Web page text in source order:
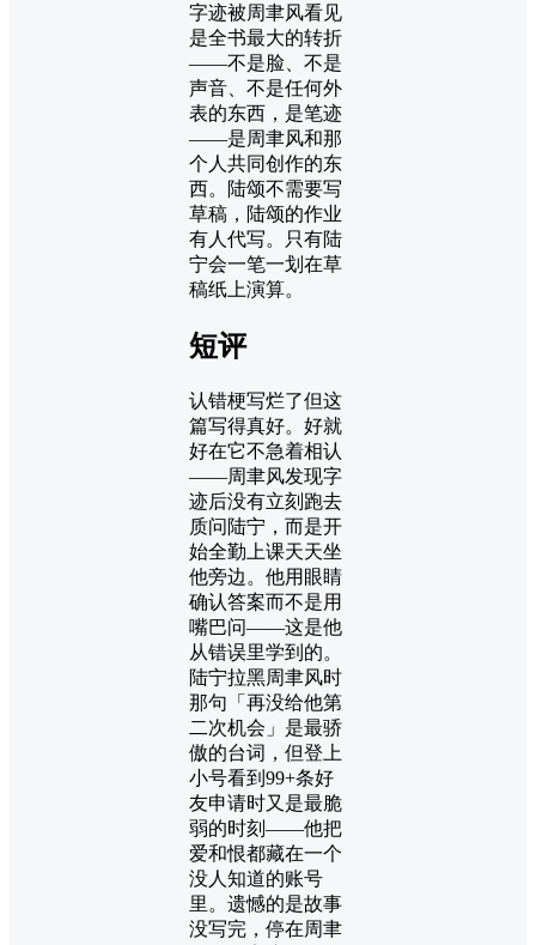
字迹被周聿风看见
是全书最大的转折
——不是脸、不是
声音、不是任何外
表的东西，是笔迹
——是周聿风和那
个人共同创作的东
西。陆颂不需要写
草稿，陆颂的作业
有人代写。只有陆
宁会一笔一划在草
稿纸上演算。
短评
认错梗写烂了但这
篇写得真好。好就
好在它不急着相认
——周聿风发现字
迹后没有立刻跑去
质问陆宁，而是开
始全勤上课天天坐
他旁边。他用眼睛
确认答案而不是用
嘴巴问——这是他
从错误里学到的。
陆宁拉黑周聿风时
那句「再没给他第
二次机会」是最骄
傲的台词，但登上
小号看到99+条好
友申请时又是最脆
弱的时刻——他把
爱和恨都藏在一个
没人知道的账号
里。遗憾的是故事
没写完，停在周聿